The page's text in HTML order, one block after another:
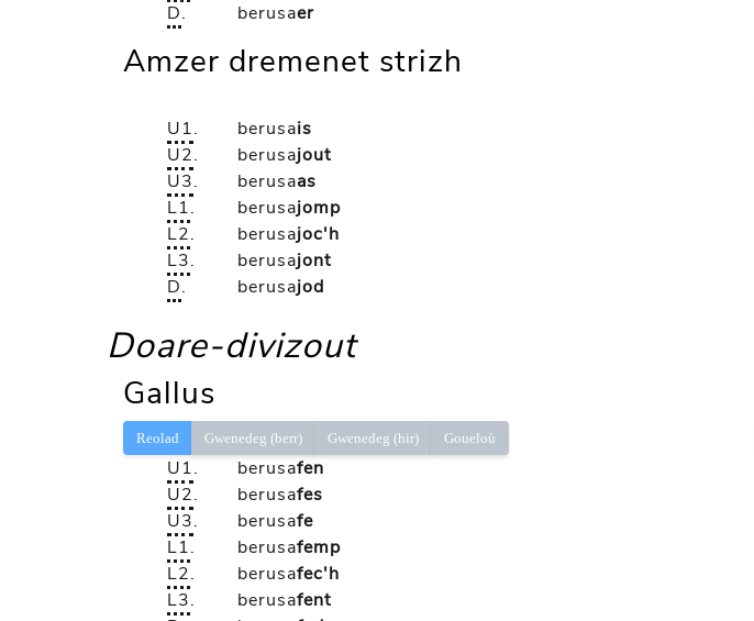
D. berusaer
Amzer dremenet strizh
U1. berusais
U2. berusajout
U3. berusaas
L1. berusajomp
L2. berusajoc'h
L3. berusajont
D. berusajod
Doare-divizout
Gallus
Reolad Gwenedeg (berr) Gwenedeg (hir) Goueloù
U1. berusafen
U2. berusafes
U3. berusafe
L1. berusafemp
L2. berusafec'h
L3. berusafent